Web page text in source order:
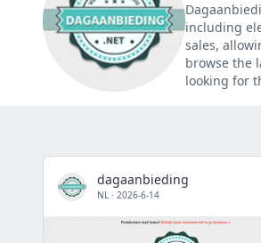
including
sales,
browse the
looking for
dagaanbieding
NL · 2026-6-14